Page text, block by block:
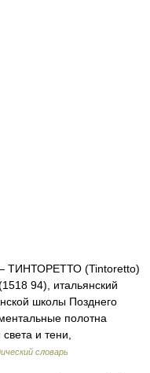
ТИНТОРЕТТО (Tintoretto)
94), итальянский
школы Позднего
полотна
и тени,
словарь